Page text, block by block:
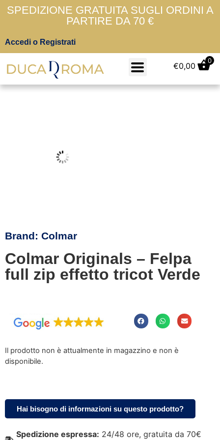
SPEDIZIONE GRATUITA SUGLI ORDINI A
PARTIRE DA 70 €
Accedi o Registrati
€0,00
0
Brand: Colmar
Colmar Originals – Felpa
full zip effetto tricot Verde
Il prodotto non è attualmente in magazzino e non è
disponibile.
Hai bisogno di informazioni su questo prodotto?
Spedizione espressa: 24/48 ore, gratuita da 70€